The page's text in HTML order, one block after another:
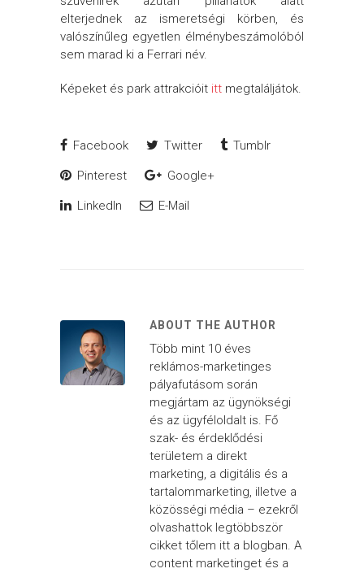
elterjednek az ismeretségi körben, és
valószínűleg egyetlen élménybeszámolóból
sem marad ki a Ferrari név.
Képeket és park attrakcióit itt megtaláljátok.
Facebook Twitter Tumblr
Pinterest Google+
LinkedIn E-Mail
ABOUT THE AUTHOR
Több mint 10 éves
reklámos-marketinges
pályafutásom során
megjártam az ügynökségi
és az ügyféloldalt is. Fő
szak- és érdeklődési
területem a direkt
marketing, a digitális és a
tartalommarketing, illetve a
közösségi média – ezekről
olvashattok legtöbbször
cikket tőlem itt a blogban. A
content marketinget és a